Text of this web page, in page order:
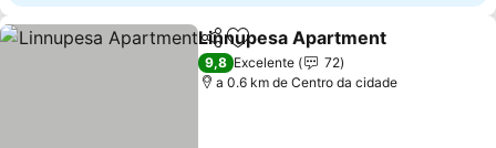
PartilharAdicionar aos favoritos
Linnupesa Apartment
9,8 Excelente
72
a 0.6 km de Centro da cidade